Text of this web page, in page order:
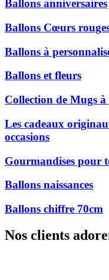
Ballons anniversaires
Ballons Cœurs
Ballons à
Ballons et fleurs
Collection de Mugs
Les cadeaux
occasions
Gourmandises pour
Ballons naissances
Ballons chiffre 70cm
Nos clients